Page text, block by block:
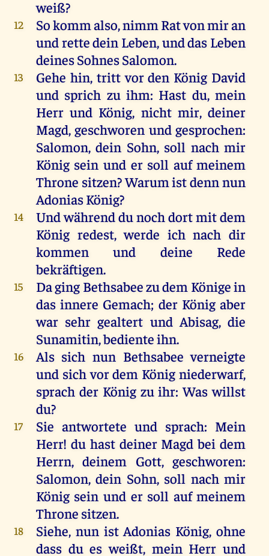
weiß?
12
So komm also, nimm Rat von mir an
und rette dein Leben, und das Leben
deines Sohnes Salomon.
13
Gehe hin, tritt vor den König David
und sprich zu ihm: Hast du, mein
Herr und König, nicht mir, deiner
Magd, geschworen und gesprochen:
Salomon, dein Sohn, soll nach mir
König sein und er soll auf meinem
Throne sitzen? Warum ist denn nun
Adonias König?
14
Und während du noch dort mit dem
König redest, werde ich nach dir
kommen und deine Rede
bekräftigen.
15
Da ging Bethsabee zu dem Könige in
das innere Gemach; der König aber
war sehr gealtert und Abisag, die
Sunamitin, bediente ihn.
16
Als sich nun Bethsabee verneigte
und sich vor dem König niederwarf,
sprach der König zu ihr: Was willst
du?
17
Sie antwortete und sprach: Mein
Herr! du hast deiner Magd bei dem
Herrn, deinem Gott, geschworen:
Salomon, dein Sohn, soll nach mir
König sein und er soll auf meinem
Throne sitzen.
18
Siehe, nun ist Adonias König, ohne
dass du es weißt, mein Herr und